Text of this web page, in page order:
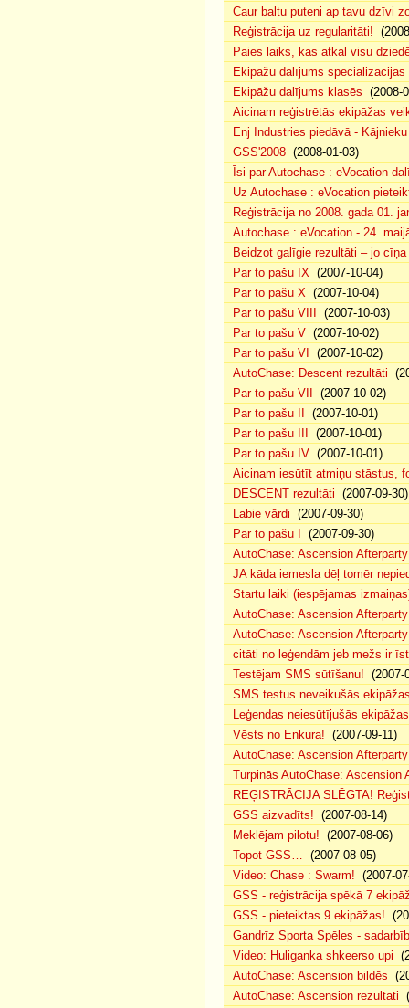
Caur baltu puteni ap tavu dzīvi
Reģistrācija uz regularitāti!
Paies laiks, kas atkal visu
Ekipāžu dalījums specializācijās
Ekipāžu dalījums klasēs (2008-
Aicinam reģistrētās ekipāžas
Enj Industries piedāvā -
GSS'2008 (2008-01-03)
Īsi par Autochase : eVocation
Uz Autochase : eVocation
Reģistrācija no 2008. gada 01.
Autochase : eVocation - 24.
Beidzot galīgie rezultāti – jo
Par to pašu IX (2007-10-04)
Par to pašu X (2007-10-04)
Par to pašu VIII
(2007-10-03)
Par to pašu V (2007-10-02)
Par to pašu VI
(2007-10-02)
AutoChase: Descent rezultāti
Par to pašu VII
(2007-10-02)
Par to pašu II
(2007-10-01)
Par to pašu III
(2007-10-01)
Par to pašu IV (2007-10-01)
Aicinam iesūtīt atmiņu stāstus,
DESCENT rezultāti (2007-09-30)
Labie vārdi (2007-09-30)
Par to pašu I
(2007-09-30)
AutoChase: Ascension
JA kāda iemesla dēļ tomēr
Startu laiki (iespējamas
AutoChase: Ascension
AutoChase: Ascension
citāti no leģendām jeb mežs ir
Testējam SMS sūtīšanu! (2007-
SMS testus neveikušās
Leģendas neiesūtījušās ekipāžas
Vēsts no Enkura! (2007-09-11)
AutoChase: Ascension
Turpinās AutoChase: Ascension
REĢISTRĀCIJA SLĒGTA!
GSS aizvadīts! (2007-08-14)
Meklējam pilotu! (2007-08-06)
Topot GSS… (2007-08-05)
Video: Chase : Swarm! (2007-
GSS - reģistrācija spēkā 7
GSS - pieteiktas 9 ekipāžas!
Gandrīz Sporta Spēles -
Video: Huliganka shkeerso upi
AutoChase: Ascension bildēs
AutoChase: Ascension rezultāti